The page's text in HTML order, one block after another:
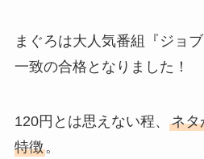
まぐろは大人気番組『ジョ
一致の合格となりました！
120円とは思えない程、 ネタ
特徴。